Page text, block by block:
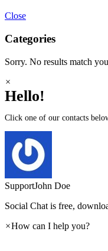
Close
Categories
Sorry. No results match
×
Hello!
Click one of our contacts
SupportJohn Doe
Social Chat is free,
×How can I help you?